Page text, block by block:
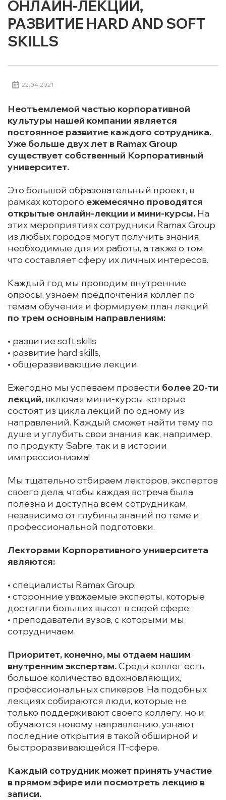
ОНЛАЙН-ЛЕКЦИИ,
РАЗВИТИЕ HARD AND SOFT
SKILLS
22.04.2021
Неотъемлемой частью корпоративной
культуры нашей компании является
постоянное развитие каждого сотрудника.
Уже больше двух лет в Ramax Group
существует собственный Корпоративный
университет.
Это большой образовательный проект, в
рамках которого ежемесячно проводятся
открытые онлайн-лекции и мини-курсы. На
этих мероприятиях сотрудники Ramax Group
из любых городов могут получить знания,
необходимые для их работы, а также о том,
что составляет сферу их личных интересов.
Каждый год мы проводим внутренние
опросы, узнаем предпочтения коллег по
темам обучения и формируем план лекций
по трем основным направлениям:
• развитие soft skills
• развитие hard skills,
• общеразвивающие лекции.
Ежегодно мы успеваем провести более 20-ти
лекций, включая мини-курсы, которые
состоят из цикла лекций по одному из
направлений. Каждый сможет найти тему по
душе и углубить свои знания как, например,
по продукту Sabre, так и в истории
импрессионизма!
Мы тщательно отбираем лекторов, экспертов
своего дела, чтобы каждая встреча была
полезна и доступна всем сотрудникам,
независимо от глубины знаний по теме и
профессиональной подготовки.
Лекторами Корпоративного университета
являются:
• cпециалисты Ramax Group;
• сторонние уважаемые эксперты, которые
достигли больших высот в своей сфере;
• преподаватели вузов, с которыми мы
сотрудничаем.
Приоритет, конечно, мы отдаем нашим
внутренним экспертам.Среди коллег есть
большое количество вдохновляющих,
профессиональных спикеров. На подобных
лекциях собираются люди, которые не
только поддерживают своего коллегу, но и
обучаются новому направлению, узнают
последние открытия в такой обширной и
быстроразвивающейся IT-сфере.
Каждый сотрудник может принять участие
в прямом эфире или посмотреть лекцию в
записи.